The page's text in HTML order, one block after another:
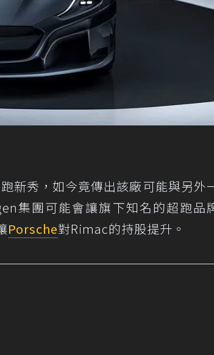
新秀，如今竟傳出該廠可能與另外
集團可能會讓旗下知名的超跑品
Porsche對Rimac的持股提升。